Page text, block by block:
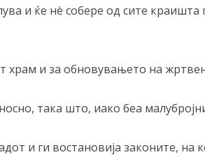
и ќе нè собере од сите краишта
храм и за обновувањето на
така што, иако беа
и ги востановија законите, на